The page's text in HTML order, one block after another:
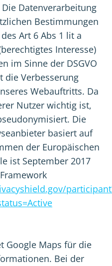
Datenverarbeitung
Bestimmungen
Art 6 Abs 1 lit a
Interesse)
im Sinne der DSGVO
die Verbesserung
Webauftritts. Da
Nutzer wichtig ist,
Die
basiert auf
der Europäischen
ist September 2017
Google Maps für die
Bei der